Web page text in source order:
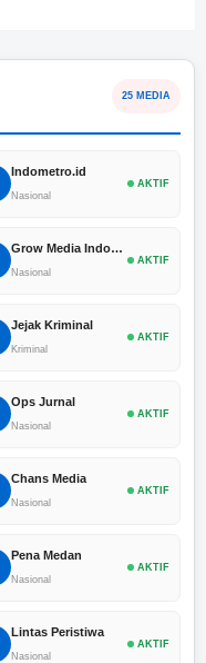
25 MEDIA
Indometro.id
Nasional
AKTIF
Grow Media Indonesia
Nasional
AKTIF
Jejak Kriminal
Kriminal
AKTIF
Ops Jurnal
Nasional
AKTIF
Chans Media
Nasional
AKTIF
Pena Medan
Nasional
AKTIF
Lintas Peristiwa
Nasional
AKTIF